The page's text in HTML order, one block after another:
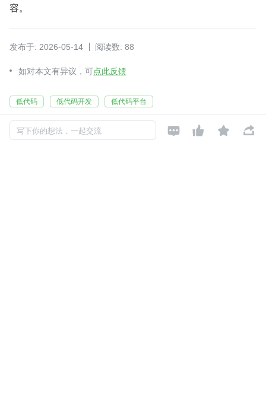
容。
发布于: 2026-05-14 阅读数: 88
如对本文有异议，可点此反馈
低代码 低代码开发 低代码平台
写下你的想法，一起交流    